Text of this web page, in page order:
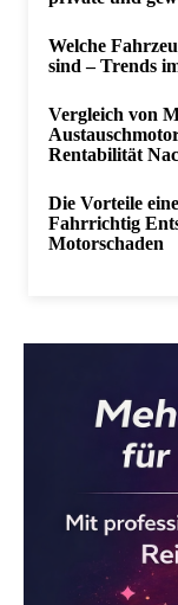
Welche
sind – Trends
Vergleich von
Rentabilität
Die Vorteile
Fahrrichtig
Motorschaden